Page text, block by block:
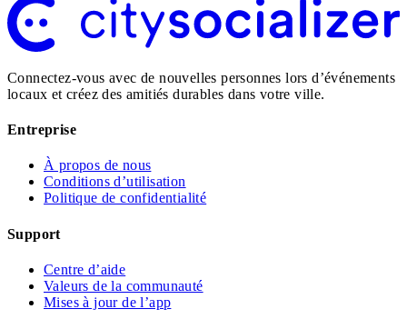
Connectez-vous avec de nouvelles personnes lors d’événements
locaux et créez des amitiés durables dans votre ville.
Entreprise
À propos de nous
Conditions d’utilisation
Politique de confidentialité
Support
Centre d’aide
Valeurs de la communauté
Mises à jour de l’app